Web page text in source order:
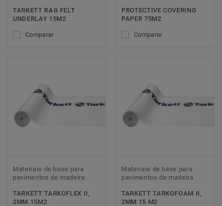
TARKETT RAG FELT
UNDERLAY 15M2
Comparar
PROTECTIVE COVERING
PAPER 75M2
Comparar
Materiais de base para
pavimentos de madeira
TARKETT TARKOFLEX II,
2MM 15M2
Materiais de base para
pavimentos de madeira
TARKETT TARKOFOAM II,
2MM 15 M2